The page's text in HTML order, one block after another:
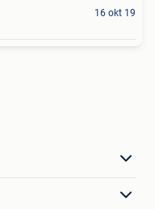
16 okt 19